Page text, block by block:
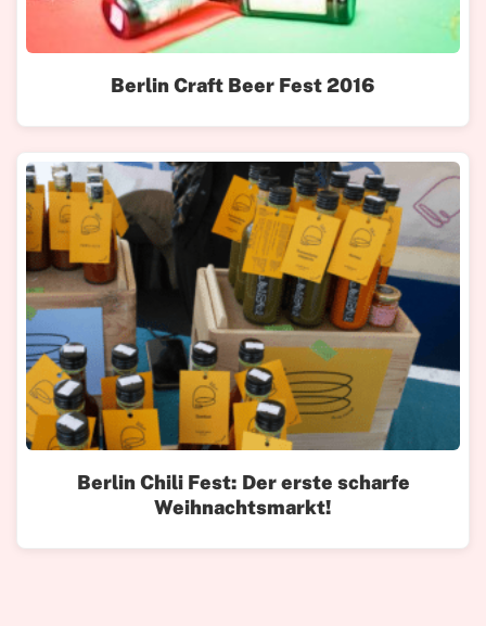
Berlin Craft Beer Fest 2016
Berlin Chili Fest: Der erste scharfe
Weihnachtsmarkt!